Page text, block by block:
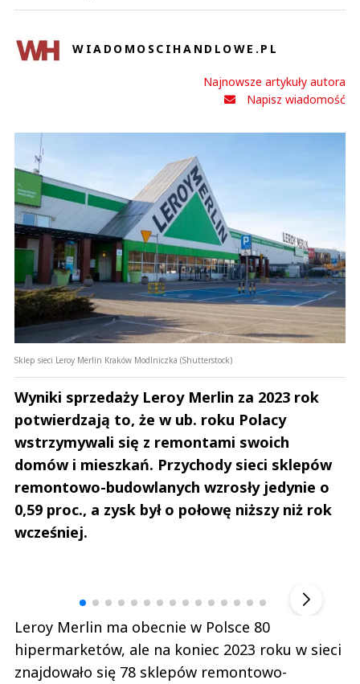
WIADOMOSCIHANDLOWE.PL
Najnowsze artykuły autora
Napisz wiadomość
Sklep sieci Leroy Merlin Kraków Modlniczka (Shutterstock)
Wyniki sprzedaży Leroy Merlin za 2023 rok
potwierdzają to, że w ub. roku Polacy
wstrzymywali się z remontami swoich
domów i mieszkań. Przychody sieci sklepów
remontowo-budowlanych wzrosły jedynie o
0,59 proc., a zysk był o połowę niższy niż rok
wcześniej.
Leroy Merlin ma obecnie w Polsce 80
hipermarketów, ale na koniec 2023 roku w sieci
znajdowało się 78 sklepów remontowo-